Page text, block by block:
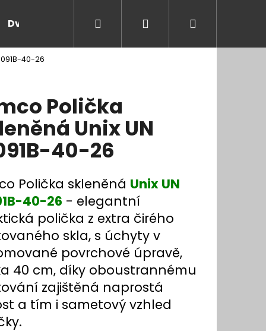
Dveře a zárubně Kontakt Blog
Přihlášení
40-26
Polička
Unix UN
40-26
Polička skleněná Unix UN
40-26 - elegantní
polička z extra čirého
skla, s úchyty v
povrchové úpravě,
40 cm, díky oboustrannému
zajištěná naprostá
a tím i sametový vzhled